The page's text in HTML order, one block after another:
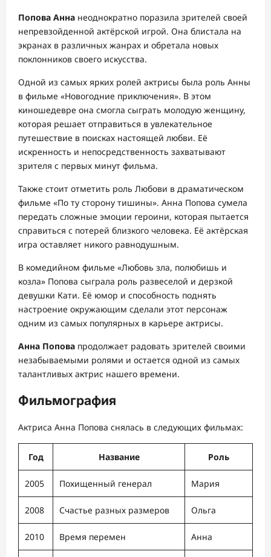
Попова Анна неоднократно поразила зрителей своей
непревзойденной актёрской игрой. Она блистала на
экранах в различных жанрах и обретала новых
поклонников своего искусства.
Одной из самых ярких ролей актрисы была роль Анны
в фильме «Новогодние приключения». В этом
киношедевре она смогла сыграть молодую женщину,
которая решает отправиться в увлекательное
путешествие в поисках настоящей любви. Её
искренность и непосредственность захватывают
зрителя с первых минут фильма.
Также стоит отметить роль Любови в драматическом
фильме «По ту сторону тишины». Анна Попова сумела
передать сложные эмоции героини, которая пытается
справиться с потерей близкого человека. Её актёрская
игра оставляет никого равнодушным.
В комедийном фильме «Любовь зла, полюбишь и
козла» Попова сыграла роль развеселой и дерзкой
девушки Кати. Её юмор и способность поднять
настроение окружающим сделали этот персонаж
одним из самых популярных в карьере актрисы.
Анна Попова продолжает радовать зрителей своими
незабываемыми ролями и остается одной из самых
талантливых актрис нашего времени.
Фильмография
Актриса Анна Попова снялась в следующих фильмах:
Год Название Роль
2005 Похищенный генерал Мария
2008 Счастье разных размеров Ольга
2010 Время перемен Анна